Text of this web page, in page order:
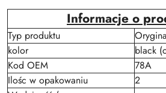
Informacje o
Typ produktu
kolor
black
Kod OEM
78A
Ilośc w opakowaniu
2